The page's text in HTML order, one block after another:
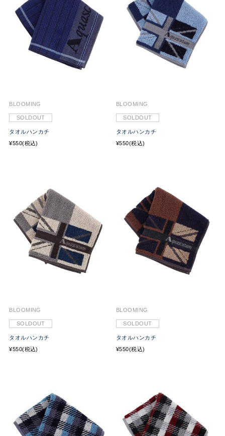
BLOOMING
SOLDOUT
タオルハンカチ
¥550(税込)
BLOOMING
SOLDOUT
タオルハンカチ
¥550(税込)
BLOOMING
SOLDOUT
タオルハンカチ
¥550(税込)
BLOOMING
SOLDOUT
タオルハンカチ
¥550(税込)